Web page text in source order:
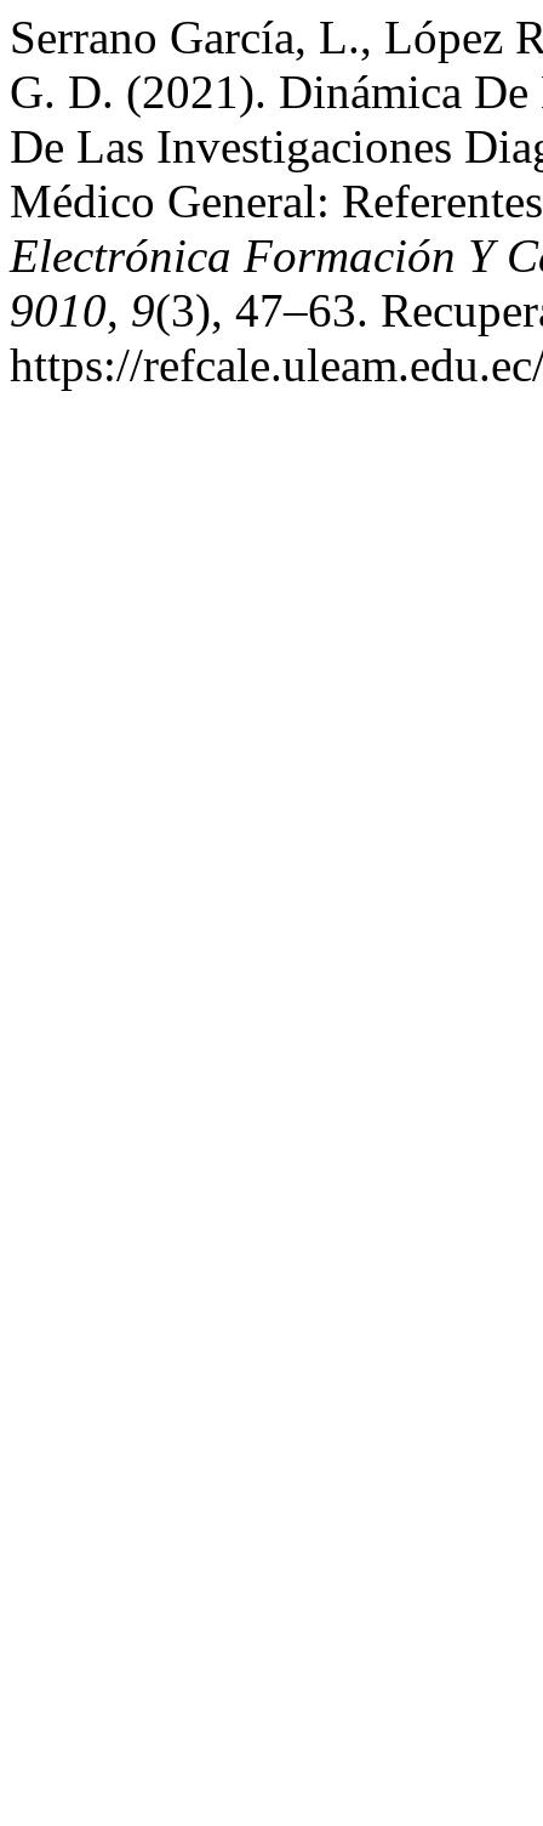
Serrano García, L., López
G. D. (2021). Dinámica
De Las Investigaciones
Médico General:
Electrónica Formación Y
9010, 9(3), 47–63.
https://